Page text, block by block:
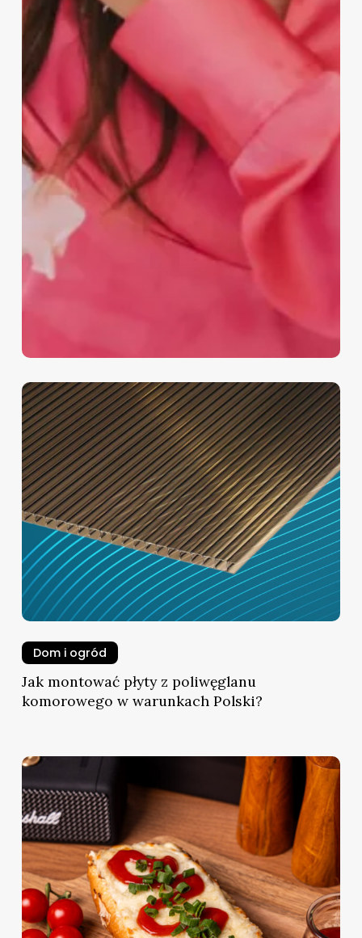
Dom i ogród
Jak montować płyty z poliwęglanu
komorowego w warunkach Polski?